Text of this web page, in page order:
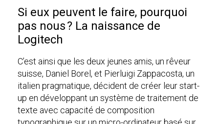
Si eux peuvent le faire, pourquoi
pas nous ? La naissance de
Logitech
C’est ainsi que les deux jeunes amis, un rêveur
suisse, Daniel Borel, et Pierluigi Zappacosta, un
italien pragmatique, décident de créer leur start-
up en développant un système de traitement de
texte avec capacité de composition